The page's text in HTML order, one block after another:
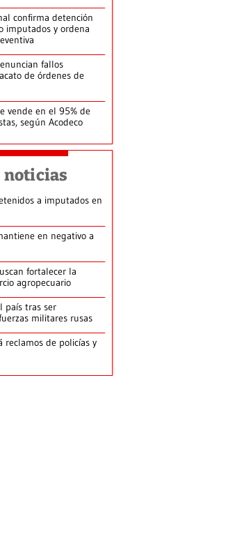
confirma detención
imputados y ordena
fallos
de órdenes de
vende en el 95% de
según Acodeco
noticias
a imputados en
en negativo a
fortalecer la
agropecuario
país tras ser
militares rusas
reclamos de policías y